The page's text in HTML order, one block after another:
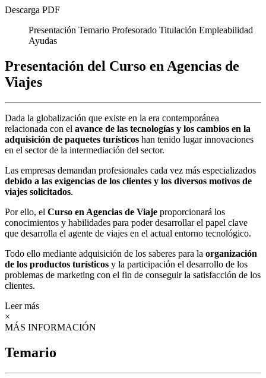
Descarga PDF
Presentación Temario Profesorado Titulación Empleabilidad
Ayudas
Presentación del Curso en Agencias de
Viajes
Dada la globalización que existe en la era contemporánea
relacionada con el avance de las tecnologías y los cambios en la
adquisición de paquetes turísticos han tenido lugar innovaciones
en el sector de la intermediación del sector.
Las empresas demandan profesionales cada vez más especializados
debido a las exigencias de los clientes y los diversos motivos de
viajes solicitados.
Por ello, el Curso en Agencias de Viaje proporcionará los
conocimientos y habilidades para poder desarrollar el papel clave
que desarrolla el agente de viajes en el actual entorno tecnológico.
Todo ello mediante adquisición de los saberes para la organización
de los productos turísticos y la participación el desarrollo de los
problemas de marketing con el fin de conseguir la satisfacción de los
clientes.
Leer más
×
MÁS INFORMACIÓN
Temario